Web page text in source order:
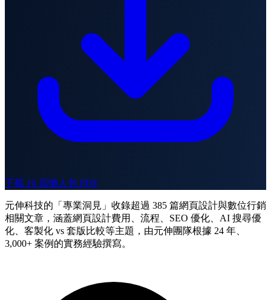
下載 10 頁懶人包 PDF
元伸科技的「專業洞見」收錄超過 385 篇網頁設計與數位行銷
相關文章，涵蓋網頁設計費用、流程、SEO 優化、AI 搜尋優
化、客製化 vs 套版比較等主題，由元伸團隊根據 24 年、
3,000+ 案例的實務經驗撰寫。